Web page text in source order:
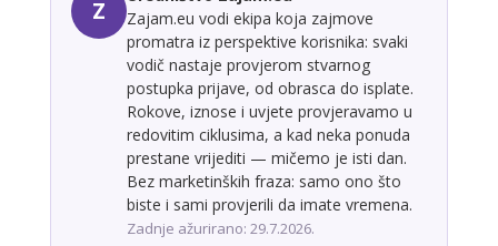
Z
Zajam.eu vodi ekipa koja zajmove
promatra iz perspektive korisnika: svaki
vodič nastaje provjerom stvarnog
postupka prijave, od obrasca do isplate.
Rokove, iznose i uvjete provjeravamo u
redovitim ciklusima, a kad neka ponuda
prestane vrijediti — mičemo je isti dan.
Bez marketinških fraza: samo ono što
biste i sami provjerili da imate vremena.
Zadnje ažurirano: 29.7.2026.